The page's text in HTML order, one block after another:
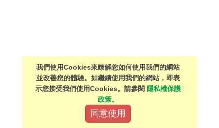
我們使用Cookies來瞭解您如何使用我們的網站
並改善您的體驗。如繼續使用我們的網站，即表
示您接受我們使用Cookies。請參閱 隱私權保護
政策。
同意使用